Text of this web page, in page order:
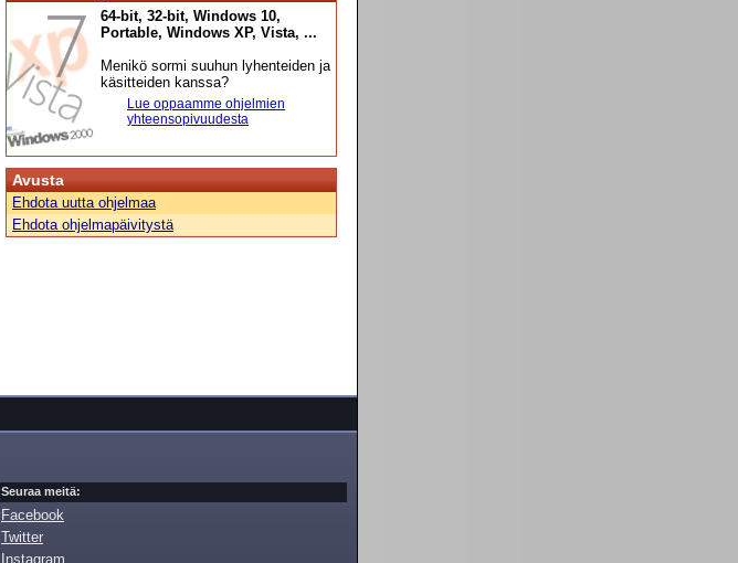
64-bit, 32-bit, Windows 10,
Portable, Windows XP, Vista, ...
Menikö sormi suuhun lyhenteiden ja
käsitteiden kanssa?
Lue oppaamme ohjelmien
yhteensopivuudesta
Avusta
Ehdota uutta ohjelmaa
Ehdota ohjelmapäivitystä
Seuraa meitä:
Facebook
Twitter
Instagram